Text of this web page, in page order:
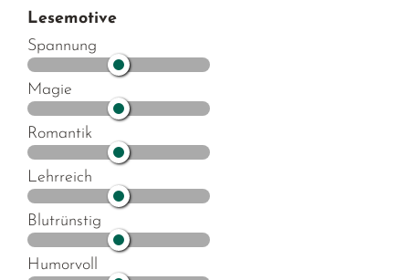
Lesemotive
Spannung
Magie
Romantik
Lehrreich
Blutrünstig
Humorvoll